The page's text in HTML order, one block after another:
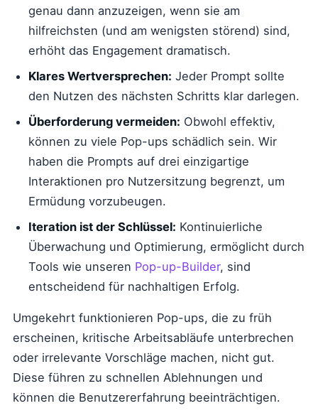
genau dann anzuzeigen, wenn sie am
hilfreichsten (und am wenigsten störend) sind,
erhöht das Engagement dramatisch.
Klares Wertversprechen: Jeder Prompt sollte
den Nutzen des nächsten Schritts klar darlegen.
Überforderung vermeiden: Obwohl effektiv,
können zu viele Pop-ups schädlich sein. Wir
haben die Prompts auf drei einzigartige
Interaktionen pro Nutzersitzung begrenzt, um
Ermüdung vorzubeugen.
Iteration ist der Schlüssel: Kontinuierliche
Überwachung und Optimierung, ermöglicht durch
Tools wie unseren Pop-up-Builder, sind
entscheidend für nachhaltigen Erfolg.
Umgekehrt funktionieren Pop-ups, die zu früh
erscheinen, kritische Arbeitsabläufe unterbrechen
oder irrelevante Vorschläge machen, nicht gut.
Diese führen zu schnellen Ablehnungen und
können die Benutzererfahrung beeinträchtigen.